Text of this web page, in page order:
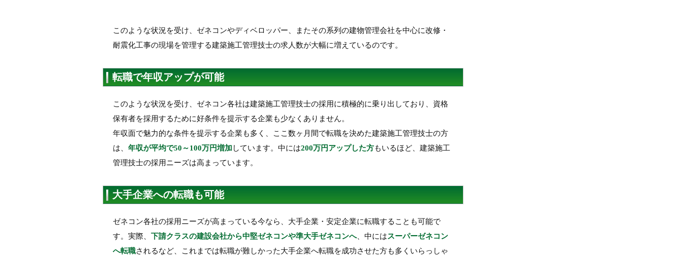
このような状況を受け、ゼネコンやディベロッパー、またその系列の建物管理会社を中心に改修・
耐震化工事の現場を管理する建築施工管理技士の求人数が大幅に増えているのです。
転職で年収アップが可能
このような状況を受け、ゼネコン各社は建築施工管理技士の採用に積極的に乗り出しており、資格
保有者を採用するために好条件を提示する企業も少なくありません。
年収面で魅力的な条件を提示する企業も多く、ここ数ヶ月間で転職を決めた建築施工管理技士の方
は、 年収が平均で50～100万円増加 しています。中には200万円アップした方もいるほど、建築施工
管理技士の採用ニーズは高まっています。
大手企業への転職も可能
ゼネコン各社の採用ニーズが高まっている今なら、大手企業・安定企業に転職することも可能で
す。実際、 下請クラスの建設会社から中堅ゼネコンや準大手ゼネコンへ、中にはスーパーゼネコン
へ転職されるなど、これまでは転職が難しかった大手企業へ転職を成功させた方も多くいらっしゃ